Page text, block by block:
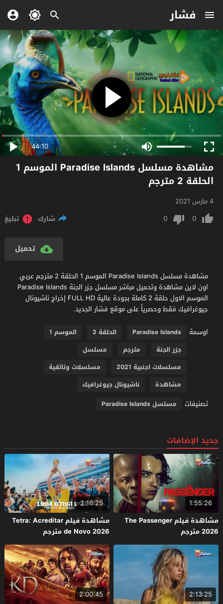
فشار
44:10
مشاهدة مسلسل Paradise Islands الموسم 1
الحلقة 2 مترجم
4 مارس 2021
0
0 شارك تبليغ
تحميل
مشاهدة مسلسل Paradise Islands الموسم 1 الحلقة 2 مترجم عربي
اون لاين مشاهدة وتحميل مباشر مسلسل جزر الجنة Paradise Islands
الموسم الاول حلقة 2 كاملة بجودة عالية FULL HD إخراج ناشيونال
جيوغرافيك فقط وحصرياً على موقع فشار الجديد.
اوسمة
Paradise Islands الحلقة 2
الموسم 1
جزر الجنة
مترجم
مسلسل
مسلسلات اجنبية 2021
مسلسلات وثائقية
مشاهدة
ناشيونال جيوغرافيك
تصنيفات مسلسل Paradise Islands
جديد الإضافات
1:55:26
مشاهدة فيلم The Passenger
2026 مترجم
2:16:25
مشاهدة فيلم Tetra: Acreditar
de Novo 2026 مترجم
2:13:25
2:00:45